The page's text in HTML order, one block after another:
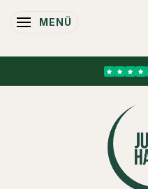
ANZEIGE ÄNDERN
MENÜ